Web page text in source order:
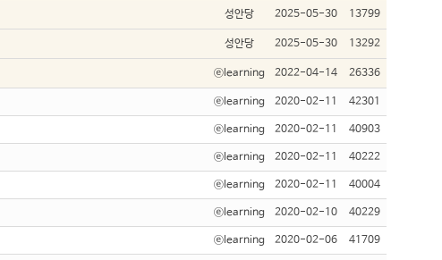
성안당 2025-05-30 13799
성안당 2025-05-30 13292
ⓔlearning 2022-04-14 26336
ⓔlearning 2020-02-11 42301
ⓔlearning 2020-02-11 40903
ⓔlearning 2020-02-11 40222
ⓔlearning 2020-02-11 40004
ⓔlearning 2020-02-10 40229
ⓔlearning 2020-02-06 41709